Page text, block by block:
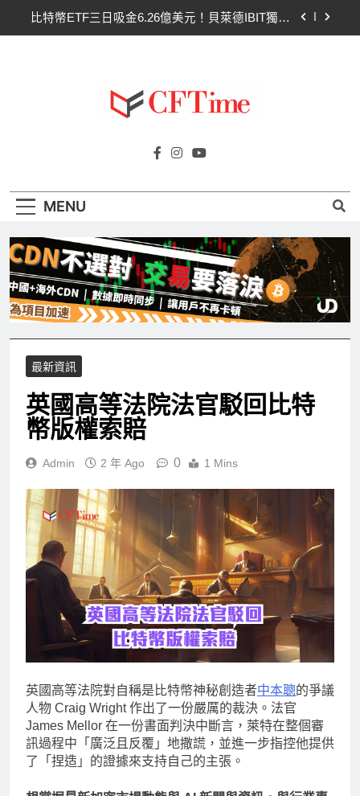
比特幣ETF三日吸金6.26億美元！貝萊德IBIT獨佔
以太幣區間壓縮！100日均線1,920成關鍵 期貨槓
桿比率逼近0.65
比特幣ETF三日吸金6.26億美元！貝萊德IBIT獨佔
CLARITY法案最後闖關！開發者免責與總統道德條
Cftime.io
AI（ChatGPT）、區塊鏈、NFT、加密貨
MENU
最新資訊
英國高等法院法官駁回比特
幣版權索賠
Admin 2 年 Ago 0 1 Mins
英國高等法院對自稱是比特幣神秘創造者中本聰的爭議
人物 Craig Wright 作出了一份嚴厲的裁決。法官
James Mellor 在一份書面判決中斷言，萊特在整個審
訊過程中「廣泛且反覆」地撒謊，並進一步指控他提供
了「捏造」的證據來支持自己的主張。